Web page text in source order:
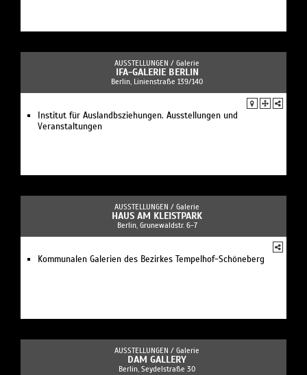
AUSSTELLUNGEN / Galerie
IFA-GALERIE BERLIN
Berlin, Linienstraße 139/140
Institut für Auslandbsziehungen. Ausstellungen und
Veranstaltungen
AUSSTELLUNGEN / Galerie
HAUS AM KLEISTPARK
Berlin, Grunewaldstr. 6-7
Kommunalen Galerien des Bezirkes Tempelhof-Schöneberg
AUSSTELLUNGEN / Galerie
DAM GALLERY
Berlin, Seydelstraße 30